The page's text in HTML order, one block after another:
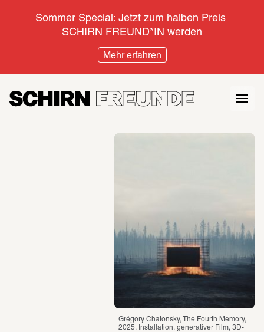
Sommer Special: Jetzt zum halben Preis
SCHIRN FREUND*IN werden
Mehr erfahren
Grégory Chatonsky, The Fourth Memory,
2025, Installation, generativer Film, 3D-